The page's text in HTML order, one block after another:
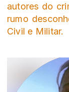
autores do
rumo
Civil e Militar.